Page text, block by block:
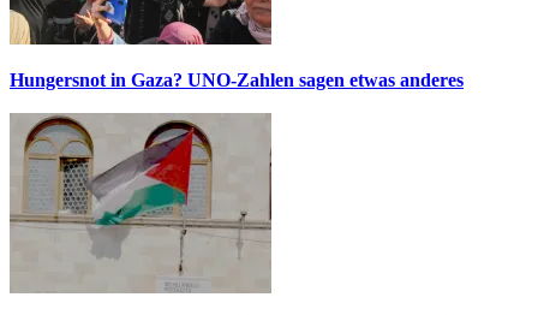
Hungersnot in Gaza? UNO-Zahlen sagen etwas anderes